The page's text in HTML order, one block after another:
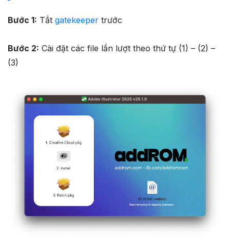
Bước 1: Tắt gatekeeper trước
Bước 2: Cài đặt các file lần lượt theo thứ tự (1) – (2) –
(3)